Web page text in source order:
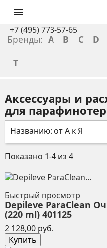

+7 (495) 773-57-65
Бренды: A B C D
T
Аксессуары и
для
Названию: от А к Я
Показано 1-4 из 4
Быстрый просмотр
Depileve ParaClean
(220 ml) 401125
2 128,00 руб.
Купить